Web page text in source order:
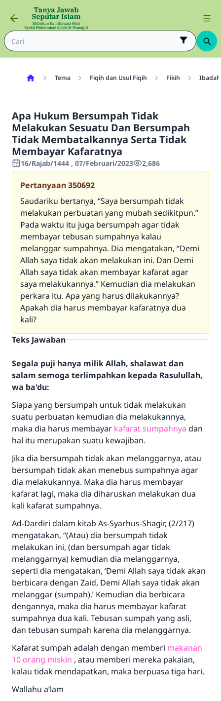
Tema Fiqih dan Usul Fiqih Fikih
Apa Hukum Bersumpah Tidak
Melakukan Sesuatu Dan Bersumpah
Tidak Membatalkannya Serta Tidak
Membayar Kafaratnya
16/Rajab/1444 , 07/Februari/2023 2,686
Pertanyaan350692
Saudariku bertanya, “Saya bersumpah tidak
melakukan perbuatan yang mubah sedikitpun.”
Pada waktu itu juga bersumpah agar tidak
membayar tebusan sumpahnya kalau
melanggar sumpahnya. Dia mengatakan, “Demi
Allah saya tidak akan melakukan ini. Dan Demi
Allah saya tidak akan membayar kafarat agar
saya melakukannya.” Kemudian dia melakukan
perkara itu. Apa yang harus dilakukannya?
Apakah dia harus membayar kafaratnya dua
kali?
Teks Jawaban
Segala puji hanya milik Allah, shalawat dan
salam semoga terlimpahkan kepada Rasulullah,
wa ba'du:
Siapa yang bersumpah untuk tidak melakukan
suatu perbuatan kemudian dia melakukannya,
maka dia harus membayar kafarat sumpahnya dan
hal itu merupakan suatu kewajiban.
Jika dia bersumpah tidak akan melanggarnya, atau
bersumpah tidak akan menebus sumpahnya agar
dia melakukannya. Maka dia harus membayar
kafarat lagi, maka dia diharuskan melakukan dua
kali kafarat sumpahnya.
Ad-Dardiri dalam kitab As-Syarhus-Shagir, (2/217)
mengatakan, “(Atau) dia bersumpah tidak
melakukan ini, (dan bersumpah agar tidak
melanggarnya) kemudian dia melanggarnya,
seperti dia mengatakan, ‘Demi Allah saya tidak akan
berbicara dengan Zaid, Demi Allah saya tidak akan
melanggar (sumpah).’ Kemudian dia berbicara
dengannya, maka dia harus membayar kafarat
sumpahnya dua kali. Tebusan sumpah yang asli,
dan tebusan sumpah karena dia melanggarnya.
Kafarat sumpah adalah dengan memberi makanan
10 orang miskin , atau memberi mereka pakaian,
kalau tidak mendapatkan, maka berpuasa tiga hari.
Wallahu a’lam
Jawaban no. 110845
menyelamatkan pernikahan.
Bantu kami dalam memberikan jawaban untuk umat
Rasulullah ﷺ bersabda
"Siapa yang menunjukkan suatu kebaikan,
meka dia akan mendapatkan pahala yang
sama dengan orang yang melakukannya"
MUSLIM, 1893